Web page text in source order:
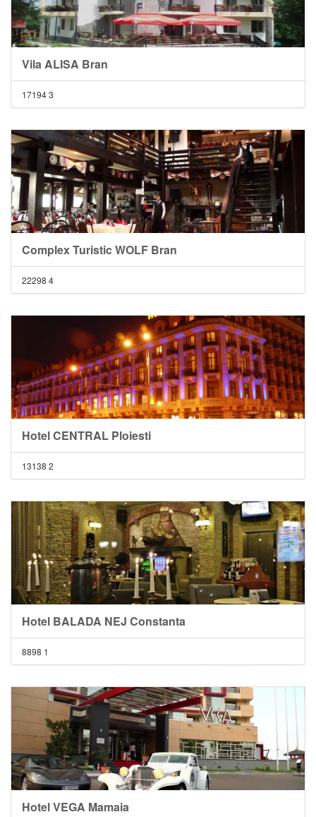
Vila ALISA Bran
171943
Complex Turistic WOLF Bran
22298 4
Hotel CENTRAL Ploiesti
13138 2
Hotel BALADA NEJ Constanta
8898 1
Hotel VEGA Mamaia